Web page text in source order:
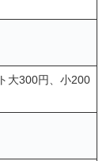
大300円、小200